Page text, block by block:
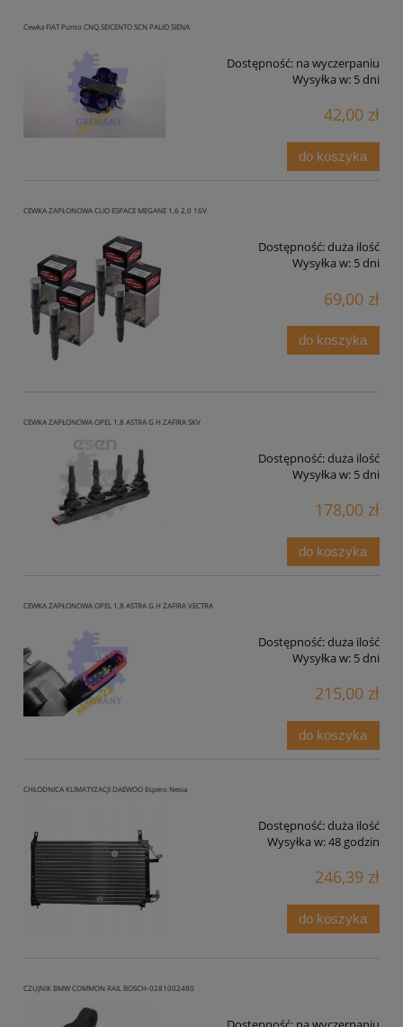
Cewka FIAT Punto CNQ.SEICENTO SCN PALIO SIENA
Dostępność: na wyczerpaniu
Wysyłka w: 5 dni
42,00 zł
do koszyka
CEWKA ZAPŁONOWA CLIO ESPACE MEGANE 1,6 2,0 16V
Dostępność:duża ilość
Wysyłka w: 5 dni
69,00 zł
do koszyka
CEWKA ZAPŁONOWA OPEL 1,8 ASTRA G H ZAFIRA SKV
Dostępność:duża ilość
Wysyłka w: 5 dni
178,00 zł
do koszyka
CEWKA ZAPŁONOWA OPEL 1,8 ASTRA G H ZAFIRA VECTRA
Dostępność:duża ilość
Wysyłka w: 5 dni
215,00 zł
do koszyka
CHŁODNICA KLIMATYZACJI DAEWOO Espero Nexia
Dostępność:duża ilość
Wysyłka w:48 godzin
246,39 zł
do koszyka
CZUJNIK BMW COMMON RAIL BOSCH-0281002480